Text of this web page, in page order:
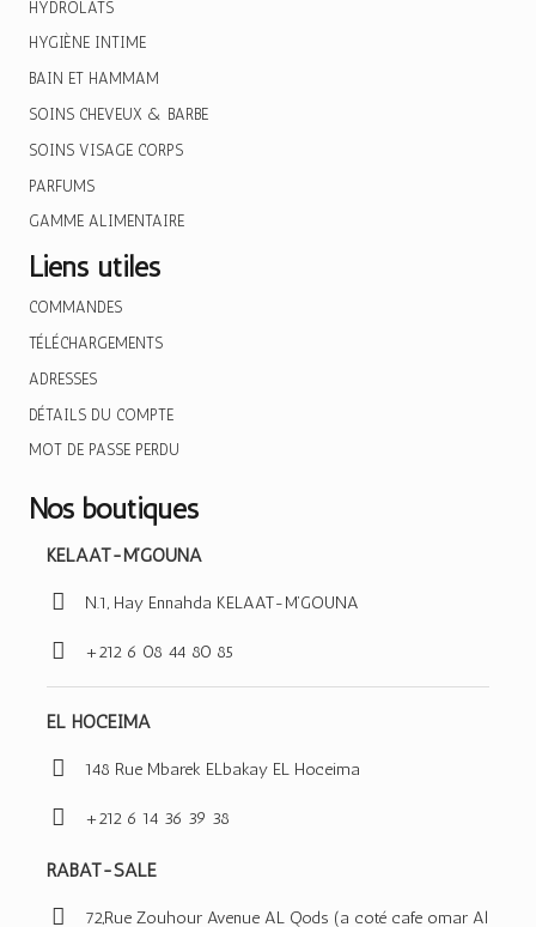
HYDROLATS
HYGIÈNE INTIME
BAIN ET HAMMAM
SOINS CHEVEUX & BARBE
SOINS VISAGE CORPS
PARFUMS
GAMME ALIMENTAIRE
Liens utiles
COMMANDES
TÉLÉCHARGEMENTS
ADRESSES
DÉTAILS DU COMPTE
MOT DE PASSE PERDU
Nos boutiques
KELAAT-M’GOUNA
N.1, Hay Ennahda KELAAT-M’GOUNA
+212 6 08 44 80 85
EL HOCEIMA
148 Rue Mbarek ELbakay EL Hoceima
+212 6 14 36 39 38
RABAT-SALE
72,Rue Zouhour Avenue AL Qods (a coté cafe omar Al